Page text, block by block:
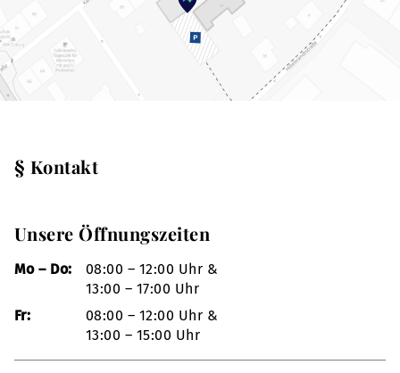
§ Kontakt
Unsere Öffnungszeiten
Mo – Do:
08:00 – 12:00 Uhr &
13:00 – 17:00 Uhr
Fr:
08:00 – 12:00 Uhr &
13:00 – 15:00 Uhr